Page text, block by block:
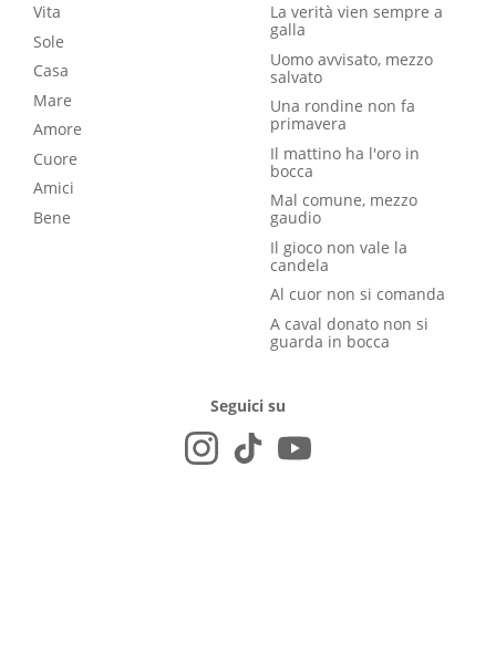
Vita
Sole
Casa
Mare
Amore
Cuore
Amici
Bene
La verità vien sempre a
galla
Uomo avvisato, mezzo
salvato
Una rondine non fa
primavera
Il mattino ha l'oro in
bocca
Mal comune, mezzo
gaudio
Il gioco non vale la
candela
Al cuor non si comanda
A caval donato non si
guarda in bocca
Seguici su